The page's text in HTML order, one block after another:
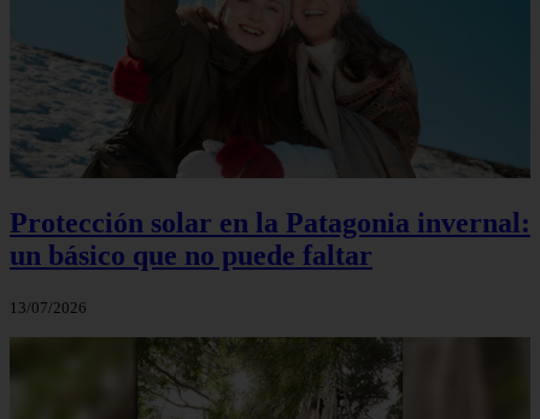
Protección solar en la Patagonia invernal:
un básico que no puede faltar
13/07/2026